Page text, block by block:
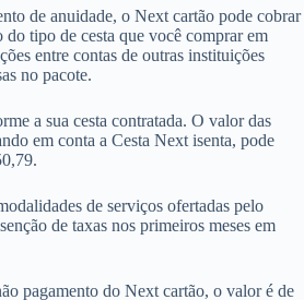
de anuidade, o Next cartão pode cobrar
do tipo de cesta que você comprar em
entre contas de outras instituições
no pacote.
a sua cesta contratada. O valor das
em conta a Cesta Next isenta, pode
de serviços ofertadas pelo
de taxas nos primeiros meses em
pagamento do Next cartão, o valor é de